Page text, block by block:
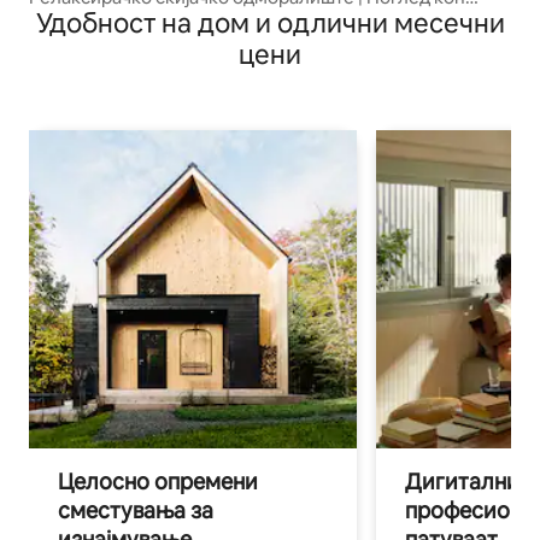
планината | Хидромасажна када | Игри
Удобност на дом и одлични месечни
цени
Целосно опремени
сместувања за
Дигитални